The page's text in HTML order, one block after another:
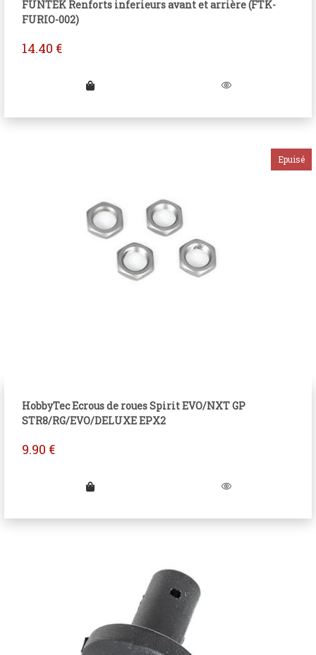
FUNTEK Renforts inferieurs avant et arrière (FTK-
FURIO-002)
14.40 €
HobbyTec Ecrous de roues Spirit EVO/NXT GP
STR8/RG/EVO/DELUXE EPX2
9.90 €